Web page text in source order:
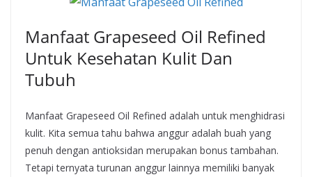
Manfaat Grapeseed Oil Refined
Untuk Kesehatan Kulit Dan
Tubuh
Manfaat Grapeseed Oil Refined adalah untuk menghidrasi
kulit. Kita semua tahu bahwa anggur adalah buah yang
penuh dengan antioksidan merupakan bonus tambahan.
Tetapi ternyata turunan anggur lainnya memiliki banyak